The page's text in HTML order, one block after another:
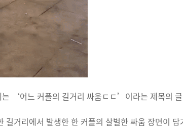
는 ‘어느 커플의 길거리 싸움ㄷㄷ’이라는 제목의
길거리에서 발생한 한 커플의 살벌한 싸움 장면이 담